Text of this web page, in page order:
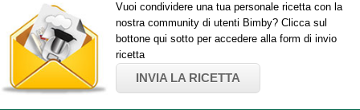
Vuoi condividere una tua personale ricetta con la
nostra community di utenti Bimby? Clicca sul
bottone qui sotto per accedere alla form di invio
ricetta
INVIA LA RICETTA